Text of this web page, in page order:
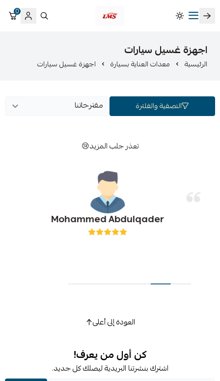
متجر لمسات الشرقية لزينة سيارات LMS
0
اجهزة غسيل سيارات
الرئيسية معدات العناية بسيارة اجهزة غسيل سيارات
التصفية والفلترة
تعذر جلب المزيد😢
Mohammed Abdulqader
العودة إلى أعلى
كن أول من يعرف!
اشترك بنشرتنا البريدية ليصلك كل جديد.